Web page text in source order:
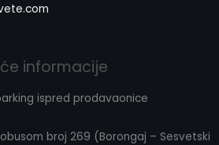
informacije
ispred prodavaonice
broj 269 (Borongaj – Sesvetski